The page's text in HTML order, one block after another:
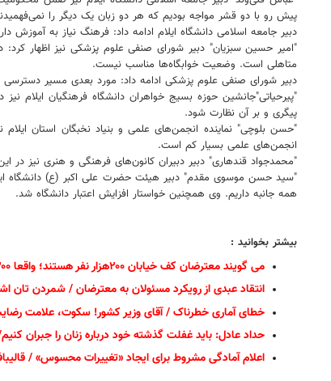
پیش رو با دو قشر مواجه بودیم که هر دو زبان یک دیگر را
دبیر جامعه اسلامی دانشگاه ایلام ادامه داد: فرهنگ نیاز به آموزش
متاهلی است. وضعیت خوابگاه‌ها مناسب نیست.
دبیر شورای صنفی علوم پزشکی ادامه داد: مورد بعدی مسیر دسترسی به دانشگاه علوم پزشکی است. ایلام
"پیرحیاتی"جانشین حوزه بسیج خواهران دانشگاه فرهنگیان ایلام
پیگری و بر آن نظارت شود.
"حسن بلوچی" نماینده انجمن‌های علمی و بنیاد نخبگان استان
انجمن‌های علمی بسیار کم است.
"محمدجواد قندهاری" دبیر دبیران کانون‌های فرهنگی و هنری نیز در
"سید حسن موسوی مقدم" دبیر هیئت حضرت علی اکبر (ع) دانشگاه
همه جانبه داریم. وی همچنین خواستار افزایش اعتبار دانشگاه شد.
بیشتر بخوانید :
می گویند معترضان کف خیابان ۲۰۰هزار نفر هستند؛ واقعا ۲۰۰هزار نفر زیاد نیست؟/ ساکتین و همدلان با آنها را هم حساب کنید
انتقاد عبدی از رویکرد مسئولان به معترضان / شمردن تان
خطای آماری خطرناک / آقای وزیر کشور! سکوت، علامت
حداد عادل: باید غفلت گذشته خود درباره زنان را جبران
اعلام آمادگی مشروط برای ایجاد «تغییرات محسوس» /